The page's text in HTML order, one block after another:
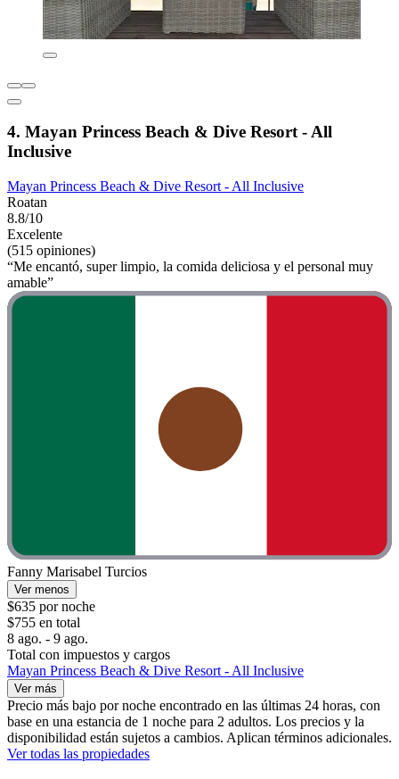
4. Mayan Princess Beach & Dive Resort - All
Inclusive
Mayan Princess Beach & Dive Resort - All Inclusive
Roatan
8.8/10
Excelente
(515 opiniones)
“Me encantó, super limpio, la comida deliciosa y el personal muy
amable”
Fanny Marisabel Turcios
Ver menos
$635 por noche
$755 en total
8 ago. - 9 ago.
Total con impuestos y cargos
Mayan Princess Beach & Dive Resort - All Inclusive
Ver más
Precio más bajo por noche encontrado en las últimas 24 horas, con
base en una estancia de 1 noche para 2 adultos. Los precios y la
disponibilidad están sujetos a cambios. Aplican términos adicionales.
Ver todas las propiedades